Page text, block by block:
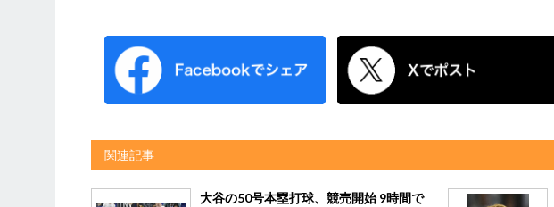
関連記事
大谷の50号本塁打球、競売開始 9時間で